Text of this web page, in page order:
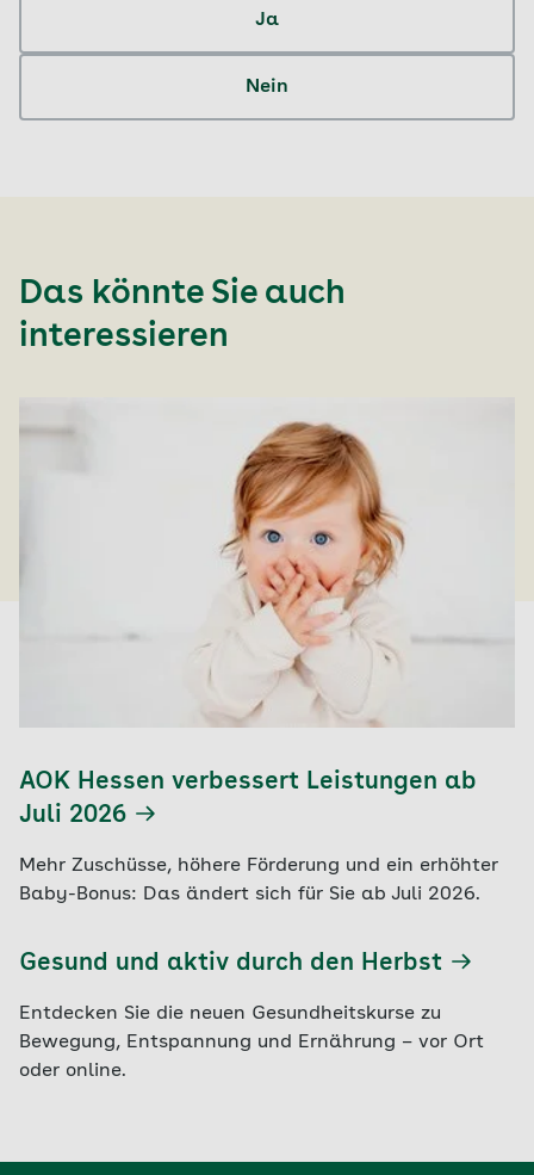
Ja
Nein
Das könnte Sie auch
interessieren
AOK Hessen verbessert Leistungen ab
Juli 2026
Mehr Zuschüsse, höhere Förderung und ein erhöhter
Baby-Bonus: Das ändert sich für Sie ab Juli 2026.
Gesund und aktiv durch den Herbst
Entdecken Sie die neuen Gesundheitskurse zu
Bewegung, Entspannung und Ernährung – vor Ort
oder online.